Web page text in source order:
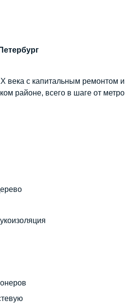
века с капитальным ремонтом и
районе, всего в шаге от метро